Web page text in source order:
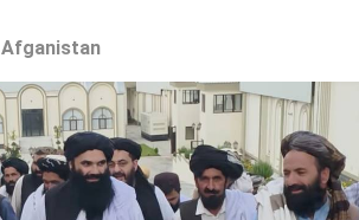
Afganistan